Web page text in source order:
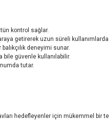
kontrol sağlar.
getirerek uzun süreli
deneyimi sunar.
bile güvenle kullanılabilir.
tutar.
hedefleyenler için mükemmel bir